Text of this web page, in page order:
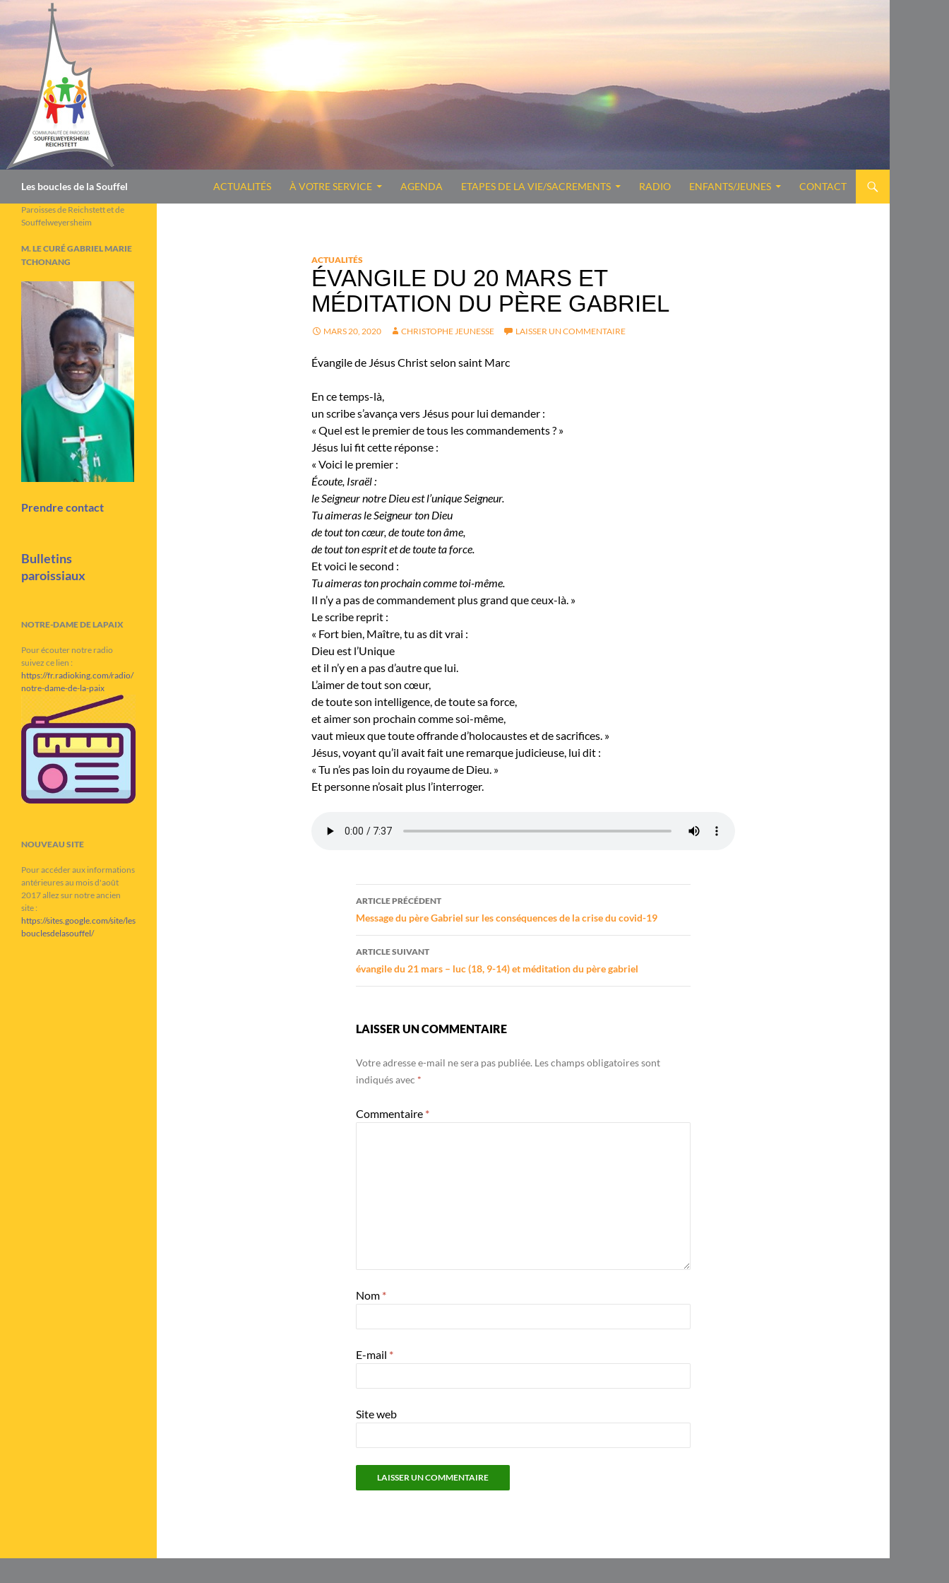
au
contenu
Les boucles de la Souffel ACTUALITÉS À VOTRE SERVICE AGENDA ETAPES DE LA VIE/SACREMENTS RADIO ENFANTS/JEUNES CONTACT
ACTUALITÉS
ÉVANGILE DU 20 MARS ET
MÉDITATION DU PÈRE GABRIEL
MARS 20, 2020 CHRISTOPHE JEUNESSE LAISSER UN COMMENTAIRE
Évangile de Jésus Christ selon saint Marc
En ce temps-là,
un scribe s’avança vers Jésus pour lui demander :
« Quel est le premier de tous les commandements ? »
Jésus lui fit cette réponse :
« Voici le premier :
Écoute, Israël :
le Seigneur notre Dieu est l’unique Seigneur.
Tu aimeras le Seigneur ton Dieu
de tout ton cœur, de toute ton âme,
de tout ton esprit et de toute ta force.
Et voici le second :
Tu aimeras ton prochain comme toi-même.
Il n’y a pas de commandement plus grand que ceux-là. »
Le scribe reprit :
« Fort bien, Maître, tu as dit vrai :
Dieu est l’Unique
et il n’y en a pas d’autre que lui.
L’aimer de tout son cœur,
de toute son intelligence, de toute sa force,
et aimer son prochain comme soi-même,
vaut mieux que toute offrande d’holocaustes et de sacrifices. »
Jésus, voyant qu’il avait fait une remarque judicieuse, lui dit :
« Tu n’es pas loin du royaume de Dieu. »
Et personne n’osait plus l’interroger.
Navigation
des
articles
ARTICLE PRÉCÉDENT
Message du père Gabriel sur les conséquences de la crise du covid-19
ARTICLE SUIVANT
évangile du 21 mars – luc (18, 9-14) et méditation du père gabriel
LAISSER UN COMMENTAIRE
Votre adresse e-mail ne sera pas publiée. Les champs obligatoires sont
indiqués avec *
Commentaire *
Nom *
E-mail *
Site web
Paroisses de Reichstett et de
Souffelweyersheim
M. LE CURÉ GABRIEL MARIE
TCHONANG
Prendre contact
Bulletins
paroissiaux
NOTRE-DAME DE LAPAIX
Pour écouter notre radio
suivez ce lien :
https://fr.radioking.com/radio/
notre-dame-de-la-paix
NOUVEAU SITE
Pour accéder aux informations
antérieures au mois d'août
2017 allez sur notre ancien
site :
https://sites.google.com/site/les
bouclesdelasouffel/